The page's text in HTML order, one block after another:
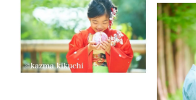
認してからご予約を承認しております。
些細なことでも意識と認識をできる限
考えておりますのでよろしくお願いし
丸1日の撮影や泊まりがけ、電波の不安
ていますのでDMの返信が遅くなる場合
迅速な対応を心がけておりますが遅く